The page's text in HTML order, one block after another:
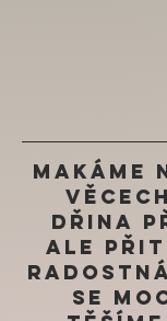
Makáme
dřina
ale
se